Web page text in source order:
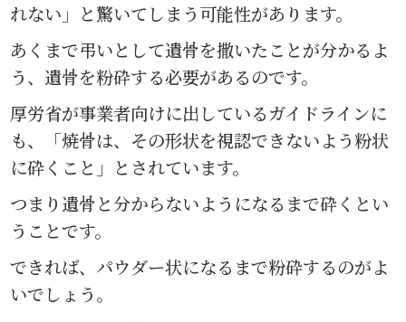
れない」と驚いてしまう可能性があります。
あくまで弔いとして遺骨を撒いたことが分かるよ
う、遺骨を粉砕する必要があるのです。
厚労省が事業者向けに出しているガイドラインに
も、「焼骨は、その形状を視認できないよう粉状
に砕くこと」とされています。
つまり遺骨と分からないようになるまで砕くとい
うことです。
できれば、パウダー状になるまで粉砕するのがよ
いでしょう。